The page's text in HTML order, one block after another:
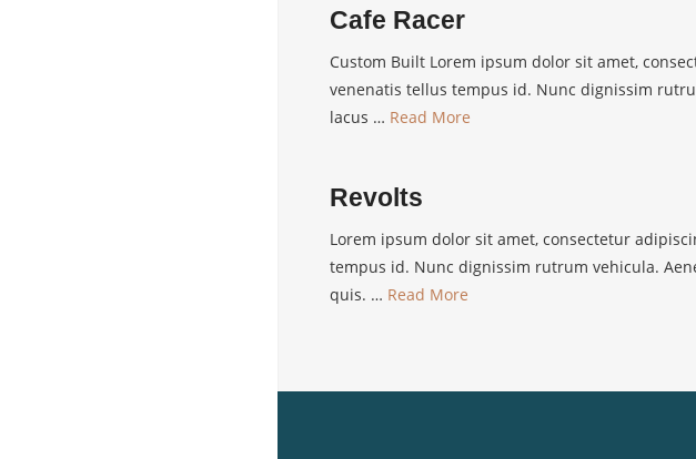
Cafe Racer
Custom Built Lorem ipsum dolor sit amet,
venenatis tellus tempus id. Nunc dignissim
lacus … Read More
Revolts
Lorem ipsum dolor sit amet, consectetur
tempus id. Nunc dignissim rutrum vehicula.
quis. … Read More